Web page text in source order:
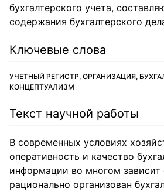
бухгалтерского учета,
содержания бухгалтерского
Ключевые слова
УЧЕТНЫЙ РЕГИСТР, ОРГАНИЗАЦИЯ,
КОНЦЕПТУАЛИЗМ
Текст научной работы
В современных условиях
оперативность и качество
информации во многом зависит
рационально организован